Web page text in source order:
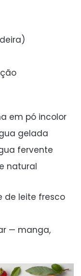
em pó incolor
gelada
fervente
natural
de leite fresco
— manga,